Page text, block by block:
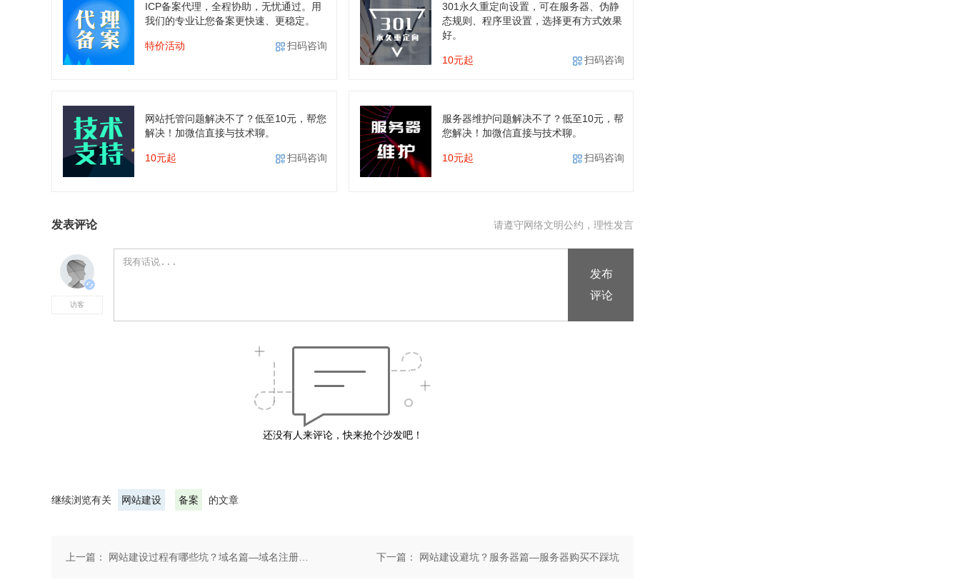
ICP备案代理，全程协助，无忧通过。用
我们的专业让您备案更快速、更稳定。
特价活动 扫码咨询
301永久重定向设置，可在服务器、伪静
态规则、程序里设置，选择更有方式效果
好。
10元起 扫码咨询
网站托管问题解决不了？低至10元，帮您
解决！加微信直接与技术聊。
10元起 扫码咨询
服务器维护问题解决不了？低至10元，帮
您解决！加微信直接与技术聊。
10元起 扫码咨询
发表评论 请遵守网络文明公约，理性发言
还没有人来评论，快来抢个沙发吧！
继续浏览有关 网站建设 备案 的文章
上一篇： 下一篇： 网站建设避坑？服务器篇—服务器购买不踩坑